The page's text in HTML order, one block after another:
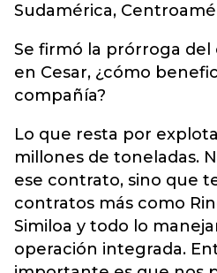
Sudamérica,
Se firmó la prórroga del
en Cesar, ¿cómo
compañía?
Lo que resta por
millones de toneladas.
ese contrato, sino que
contratos más como
Similoa y todo lo
operación integrada.